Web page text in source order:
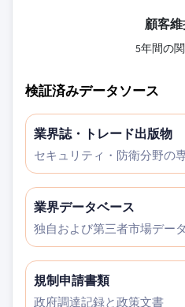
顧客
5年間の
検証済みデータソース
業界誌・トレード出版物
セキュリティ・防衛分野の
業界データベース
独自および第三者市場デー
規制申請書類
政府調達記録と政策文書